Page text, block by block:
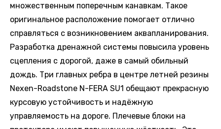
множественным поперечным канавкам. Такое
оригинальное расположение помогает отлично
справляться с возникновением аквапланирования.
Разработка дренажной системы повысила уровень
сцепления с дорогой, даже в самый обильный
дождь. Три главных ребра в центре летней резины
Nexen-Roadstone N-FERA SU1 обещают прекрасную
курсовую устойчивость и надёжную
управляемость на дороге. Плечевые блоки на